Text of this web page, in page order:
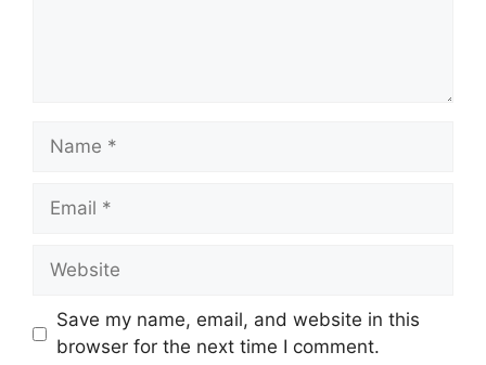
Name
Email
Website
Save my name, email, and website in this
browser for the next time I comment.